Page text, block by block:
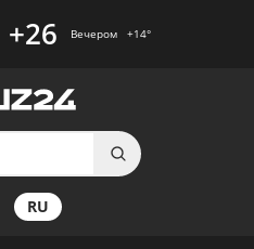
+26 Вечером +14°
RU